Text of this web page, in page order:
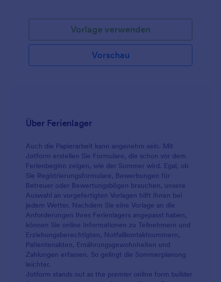
Medikamente erfassen. Außerdem können Sie
Telefonnummern und Informationen zur
Krankenversicherung für den Fall eines
medizinischen Notfalls erfassen. Passen Sie dieses
medizinische Formular für das Sommercamp so an,
Vorlage verwenden
Vorschau
Über Ferienlager
Auch die Papierarbeit kann angenehm sein. Mit
Jotform erstellen Sie Formulare, die schon vor dem
Ferienbeginn zeigen, wie der Sommer wird. Egal, ob
Sie Registrierungsformulare, Bewerbungen für
Betreuer oder Bewertungsbögen brauchen, unsere
Auswahl an vorgefertigten Vorlagen hilft Ihnen bei
jedem Wetter. Nachdem Sie eine Vorlage an die
Anforderungen Ihres Ferienlagers angepasst haben,
können Sie online Informationen zu Teilnehmern und
Erziehungsberechtigten, Notfallkontaktnummern,
Patientenakten, Ernährungsgewohnheiten und
Zahlungen erfassen. So gelingt die Sommerplanung
leichter.
Jotform stands out as the premier online form builder